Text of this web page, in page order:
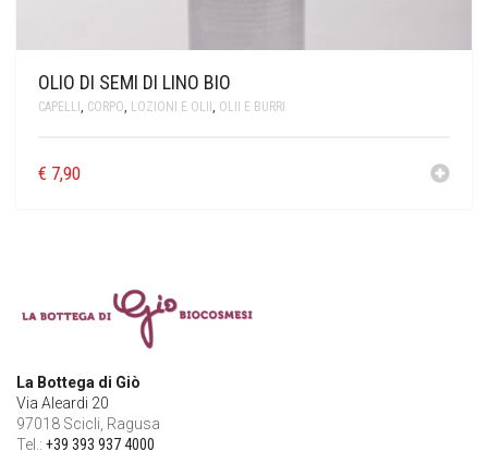
OLIO DI SEMI DI LINO BIO
CAPELLI CORPO LOZIONI E OLII OLII E BURRI
€ 7,90
La Bottega di Giò
Via Aleardi 20
97018 Scicli, Ragusa
Tel.: +39 393 937 4000